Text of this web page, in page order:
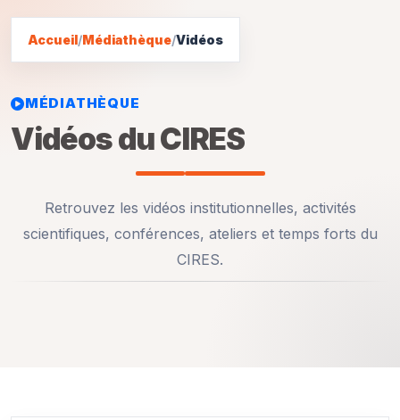
Accueil/Médiathèque/Vidéos
MÉDIATHÈQUE
Vidéos du CIRES
Retrouvez les vidéos institutionnelles, activités
scientifiques, conférences, ateliers et temps forts du
CIRES.